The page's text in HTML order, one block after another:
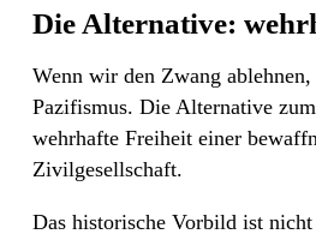
Die Alternative:
Wenn wir den Zwang ablehnen,
Pazifismus. Die Alternative
wehrhafte Freiheit einer
Zivilgesellschaft.
Das historische Vorbild ist